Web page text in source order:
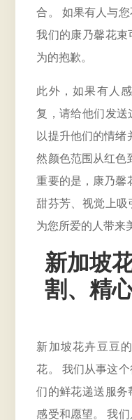
合。 如果有人与
我们的康乃馨花束
为的抱歉。
此外，如果有人
复，请给他们发送
以提升他们的情绪
然颜色范围从红色
重要的是，康乃馨
甜芬芳、视觉上吸
为您所爱的人带来
新加坡
割、精
新加坡花卉豆豆
花。 我们从事这
们的鲜花递送服务
感受和愿望。 我